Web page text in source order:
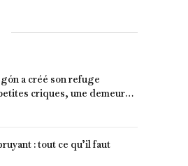
a créé son refuge
criques, une demeure
la mer et les meilleurs fruits
: tout ce qu’il faut